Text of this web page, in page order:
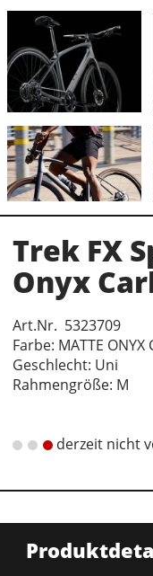
Trek FX
Onyx
Art.Nr. 5323709
Farbe: MATTE ONYX
Geschlecht: Uni
Rahmengröße: M
derzeit nicht